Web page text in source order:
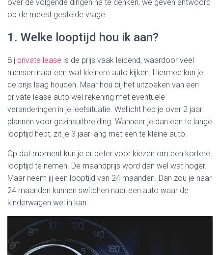
over de volgende dingen na te denken, we geven antwoord
op de meest gestelde vrage.
1. Welke looptijd hou ik aan?
Bij private lease is de prijs vaak leidend, waardoor veel
mensen naar een wat kleinere auto kijken. Hiermee kun je
de prijs laag houden. Maar hou bij het uitzoeken van een
private lease auto wel rekening met eventuele
veranderingen in je leefsituatie. Wellicht heb je over 2 jaar
plannen voor gezinsuitbreiding. Wanneer je dan een te lange
looptijd hebt, zit je 3 jaar lang met een te kleine auto.
Op dat moment kun je er beter voor kiezen om een kortere
looptijd te nemen. De maandprijs word dan wel wat hoger.
Maar neem jij een looptijd van 24 maanden. Dan zou je naar
24 maanden kunnen switchen naar een auto waar de
kinderwagen wel in kan.